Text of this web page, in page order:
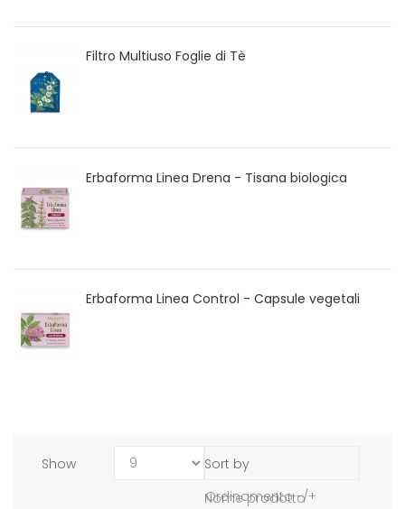
Filtro Multiuso Foglie di Tè
Erbaforma Linea Drena - Tisana biologica
Erbaforma Linea Control - Capsule vegetali
Show
Sort by
Ordinamento -/+
Nome prodotto